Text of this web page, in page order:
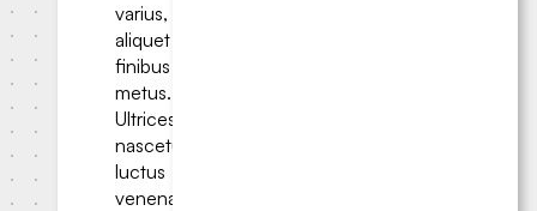
varius,
aliquet
finibus
metus.
Ultrices
nascetur
luctus
venenatis